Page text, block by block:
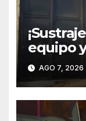
equipo
fiestas
AGO 7, 2026